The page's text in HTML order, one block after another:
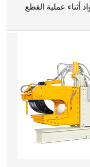
أثناء عملية القطع